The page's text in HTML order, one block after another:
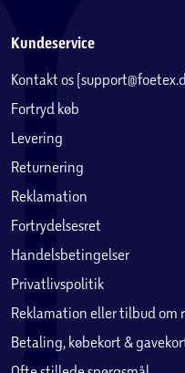
Kundeservice
Kontakt os
Fortryd køb
Levering
Returnering
Reklamation
Fortrydelsesret
Handelsbetingelser
Privatlivspolitik
Reklamation eller tilbud om
Betaling, købekort &